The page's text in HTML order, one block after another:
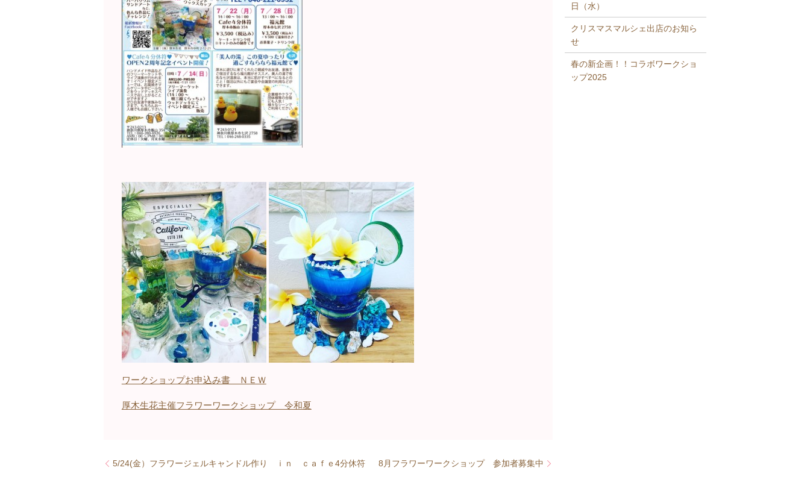
ワークショップお申込み書 ＮＥＷ
厚木生花主催フラワーワークショップ 令和夏
5/24(金）フラワージェルキャンドル作り ｉｎ ｃａｆｅ4分休符 8月フラワーワークショップ 参加者募集中
日（水）
クリスマスマルシェ出店のお知ら
せ
春の新企画！！コラボワークショ
ップ2025